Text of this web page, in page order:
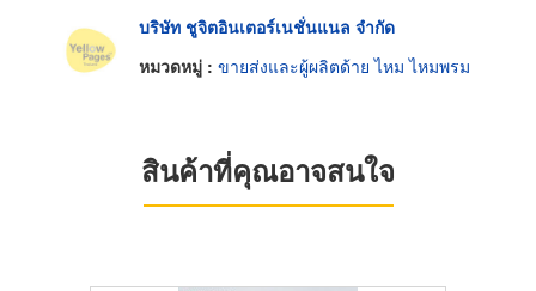
บริษัท ชูจิตอินเตอร์เนชั่นแนล จำกัด
หมวดหมู่ : ขายส่งและผู้ผลิตด้าย ไหม ไหมพรม
สินค้าที่คุณอาจสนใจ